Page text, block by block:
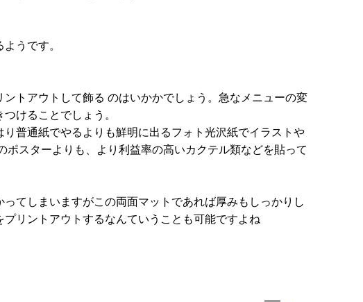
うです。
ントアウトして飾る のはいかかでしょう。急なメニューの変
けることでしょう。
普通紙でやるよりも鮮明に出るフォト光沢紙でイラストや
スターよりも、より利益率の高いカクテル類などを貼って
てしまいますがこの両面マットであれば厚みもしっかりし
リントアウトするなんていうことも可能ですよね